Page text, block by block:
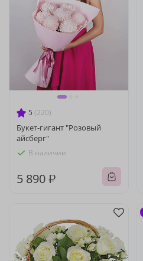
5 (220)
Букет-гигант "Розовый
айсберг"
В наличии
5 890 ₽